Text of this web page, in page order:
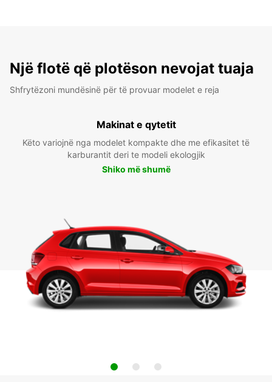
Një flotë që plotëson nevojat tuaja
Shfrytëzoni mundësinë për të provuar modelet e reja
Makinat e qytetit
Këto variojnë nga modelet kompakte dhe me efikasitet të
karburantit deri te modeli ekologjik
Shiko më shumë